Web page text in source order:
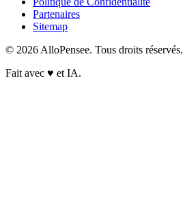
Partenaires
Sitemap
© 2026 AlloPensee. Tous droits réservés.
Fait avec ♥ et IA.